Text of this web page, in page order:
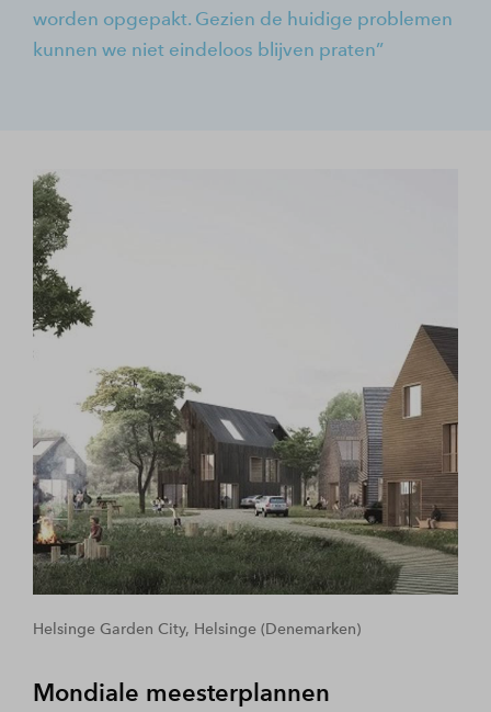
worden opgepakt. Gezien de huidige problemen
kunnen we niet eindeloos blijven praten
Helsinge Garden City, Helsinge (Denemarken)
Mondiale meesterplannen